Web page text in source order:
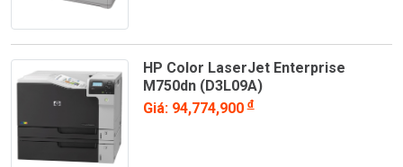
HP Color LaserJet Enterprise
M750dn (D3L09A)
Giá: 94,774,900đ